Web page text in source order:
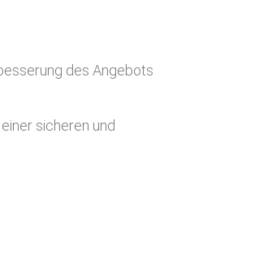
des Angebots
sicheren und